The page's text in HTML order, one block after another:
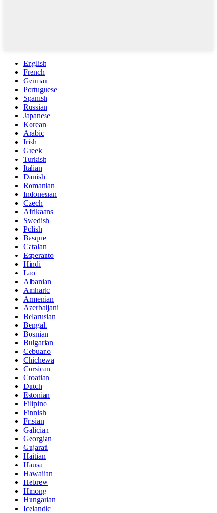
English
French
German
Portuguese
Spanish
Russian
Japanese
Korean
Arabic
Irish
Greek
Turkish
Italian
Danish
Romanian
Indonesian
Czech
Afrikaans
Swedish
Polish
Basque
Catalan
Esperanto
Hindi
Lao
Albanian
Amharic
Armenian
Azerbaijani
Belarusian
Bengali
Bosnian
Bulgarian
Cebuano
Chichewa
Corsican
Croatian
Dutch
Estonian
Filipino
Finnish
Frisian
Galician
Georgian
Gujarati
Haitian
Hausa
Hawaiian
Hebrew
Hmong
Hungarian
Icelandic